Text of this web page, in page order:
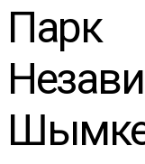
Парк